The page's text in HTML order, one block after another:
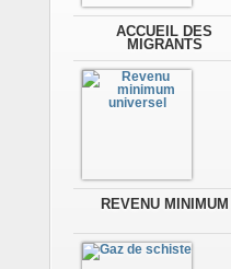
ACCUEIL DES
MIGRANTS
REVENU MINIMUM